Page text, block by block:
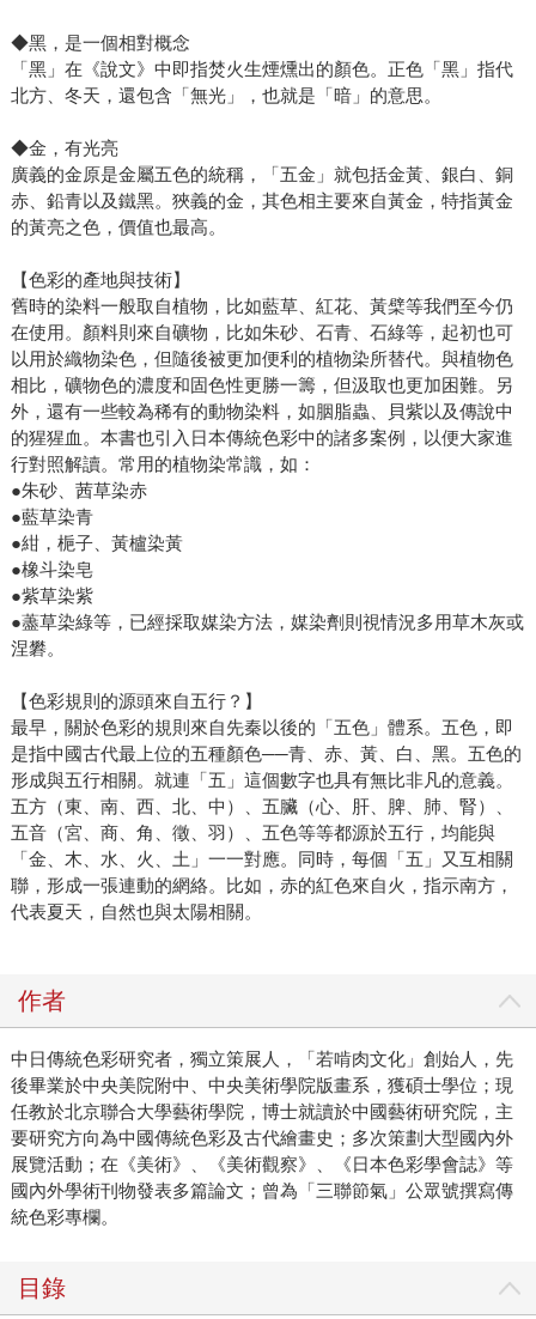
◆黑，是一個相對概念
「黑」在《說文》中即指焚火生煙燻出的顏色。正色「黑」指代
北方、冬天，還包含「無光」，也就是「暗」的意思。
◆金，有光亮
廣義的金原是金屬五色的統稱，「五金」就包括金黃、銀白、銅
赤、鉛青以及鐵黑。狹義的金，其色相主要來自黃金，特指黃金
的黃亮之色，價值也最高。
【色彩的產地與技術】
舊時的染料一般取自植物，比如藍草、紅花、黃檗等我們至今仍
在使用。顏料則來自礦物，比如朱砂、石青、石綠等，起初也可
以用於織物染色，但隨後被更加便利的植物染所替代。與植物色
相比，礦物色的濃度和固色性更勝一籌，但汲取也更加困難。另
外，還有一些較為稀有的動物染料，如胭脂蟲、貝紫以及傳說中
的猩猩血。本書也引入日本傳統色彩中的諸多案例，以便大家進
行對照解讀。常用的植物染常識，如：
●朱砂、茜草染赤
●藍草染青
●紺，梔子、黃櫨染黃
●橡斗染皂
●紫草染紫
●藎草染綠等，已經採取媒染方法，媒染劑則視情況多用草木灰或
涅礬。
【色彩規則的源頭來自五行？】
最早，關於色彩的規則來自先秦以後的「五色」體系。五色，即
是指中國古代最上位的五種顏色──青、赤、黃、白、黑。五色的
形成與五行相關。就連「五」這個數字也具有無比非凡的意義。
五方（東、南、西、北、中）、五臟（心、肝、脾、肺、腎）、
五音（宮、商、角、徵、羽）、五色等等都源於五行，均能與
「金、木、水、火、土」一一對應。同時，每個「五」又互相關
聯，形成一張連動的網絡。比如，赤的紅色來自火，指示南方，
代表夏天，自然也與太陽相關。
作者
中日傳統色彩研究者，獨立策展人，「若啃肉文化」創始人，先
後畢業於中央美院附中、中央美術學院版畫系，獲碩士學位；現
任教於北京聯合大學藝術學院，博士就讀於中國藝術研究院，主
要研究方向為中國傳統色彩及古代繪畫史；多次策劃大型國內外
展覽活動；在《美術》、《美術觀察》、《日本色彩學會誌》等
國內外學術刊物發表多篇論文；曾為「三聯節氣」公眾號撰寫傳
統色彩專欄。
目錄